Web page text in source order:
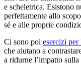
e scheletrica. Esistono
perfettamente allo
sé e alle proprie
Ci sono poi esercizi per
che aiutano a
a ridurne l’impatto